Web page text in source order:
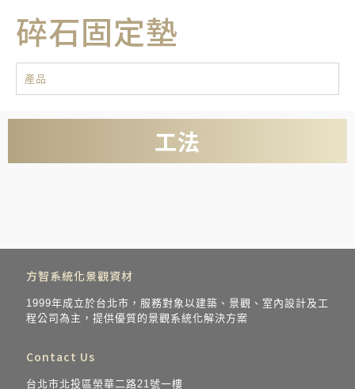
碎石固定墊
產品
工法
方智系統化景觀資材
1999年成立於台北市，服務對象以建築、景觀、室內設計及工
程公司為主，提供優質的景觀系統化解決方案
Contact Us
台北市北投區榮華二路21號一樓